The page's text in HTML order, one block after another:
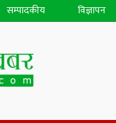
सम्पादकीय विज्ञापन